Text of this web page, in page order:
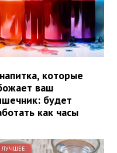
которые
ваш
будет
как часы
ЛУЧШЕЕ